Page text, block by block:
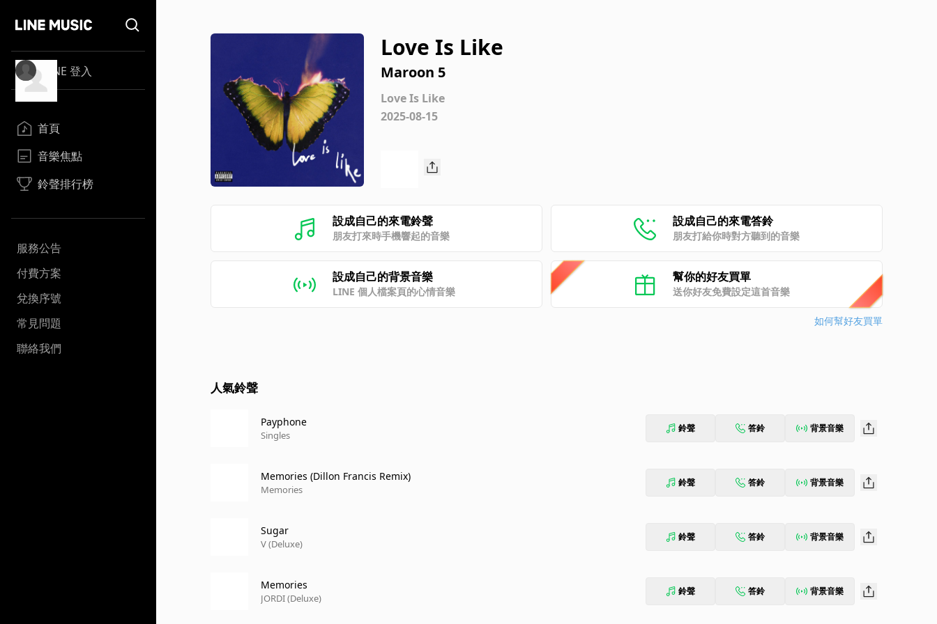
LINE 登入
首頁
音樂焦點
鈴聲排行榜
服務公告
付費方案
兌換序號
常見問題
聯絡我們
Love Is Like
Maroon 5
Love Is Like
2025-08-15
設成自己的來電鈴聲
朋友打來時手機響起的音樂
設成自己的來電答鈴
朋友打給你時對方聽到的音樂
設成自己的背景音樂
LINE 個人檔案頁的心情音樂
幫你的好友買單
送你好友免費設定這首音樂
如何幫好友買單
人氣鈴聲
Payphone
Singles
鈴聲 答鈴 背景音樂
Memories (Dillon Francis Remix)
Memories
鈴聲 答鈴 背景音樂
Sugar
V (Deluxe)
鈴聲 答鈴 背景音樂
Memories
JORDI (Deluxe)
鈴聲 答鈴 背景音樂